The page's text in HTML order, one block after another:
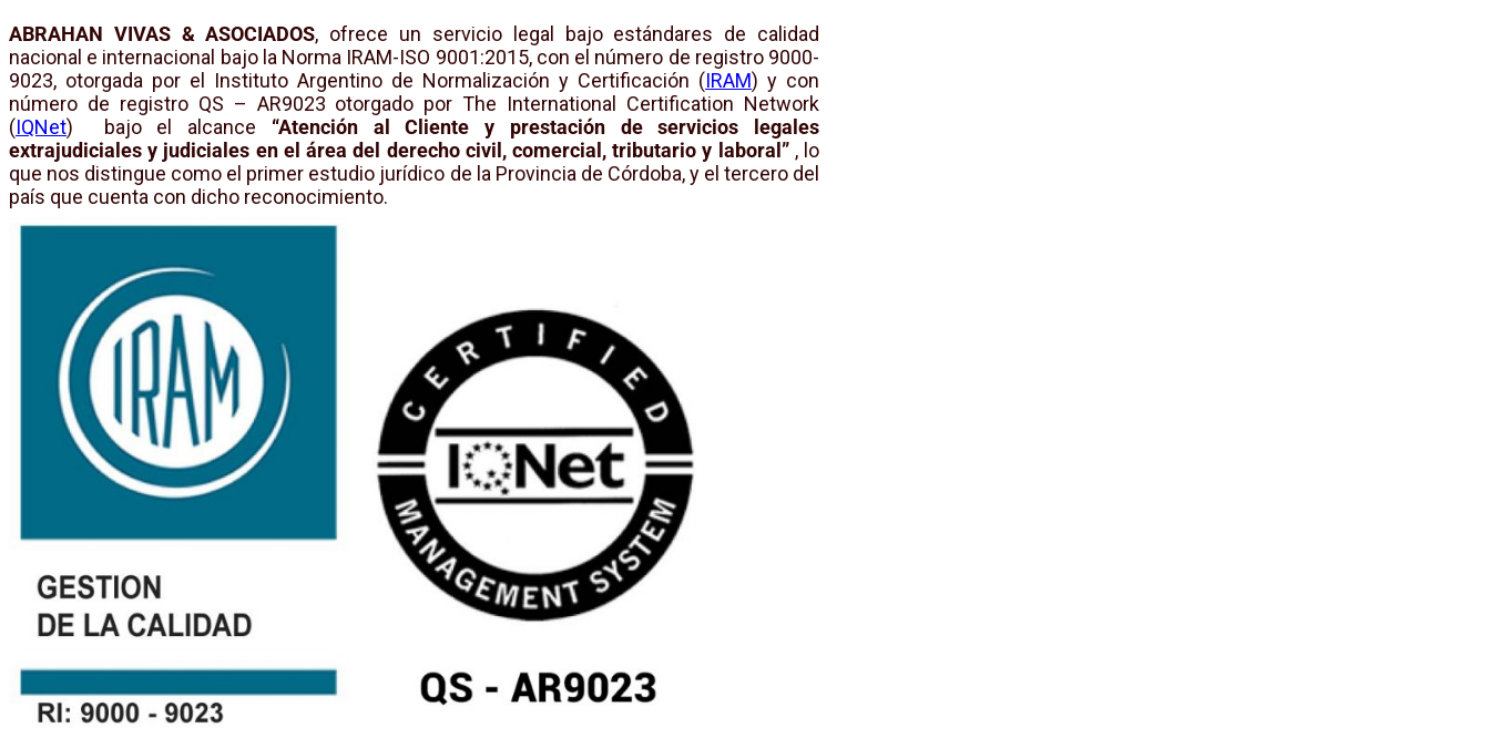
ABRAHAN VIVAS & ASOCIADOS, ofrece un servicio legal bajo estándares de calidad
nacional e internacional bajo la Norma IRAM-ISO 9001:2015, con el número de registro 9000-
9023, otorgada por el Instituto Argentino de Normalización y Certificación (IRAM) y con
número de registro QS – AR9023 otorgado por The International Certification Network
(IQNet) bajo el alcance “Atención al Cliente y prestación de servicios legales
extrajudiciales y judiciales en el área del derecho civil, comercial, tributario y laboral”, lo
que nos distingue como el primer estudio jurídico de la Provincia de Córdoba, y el tercero del
país que cuenta con dicho reconocimiento.